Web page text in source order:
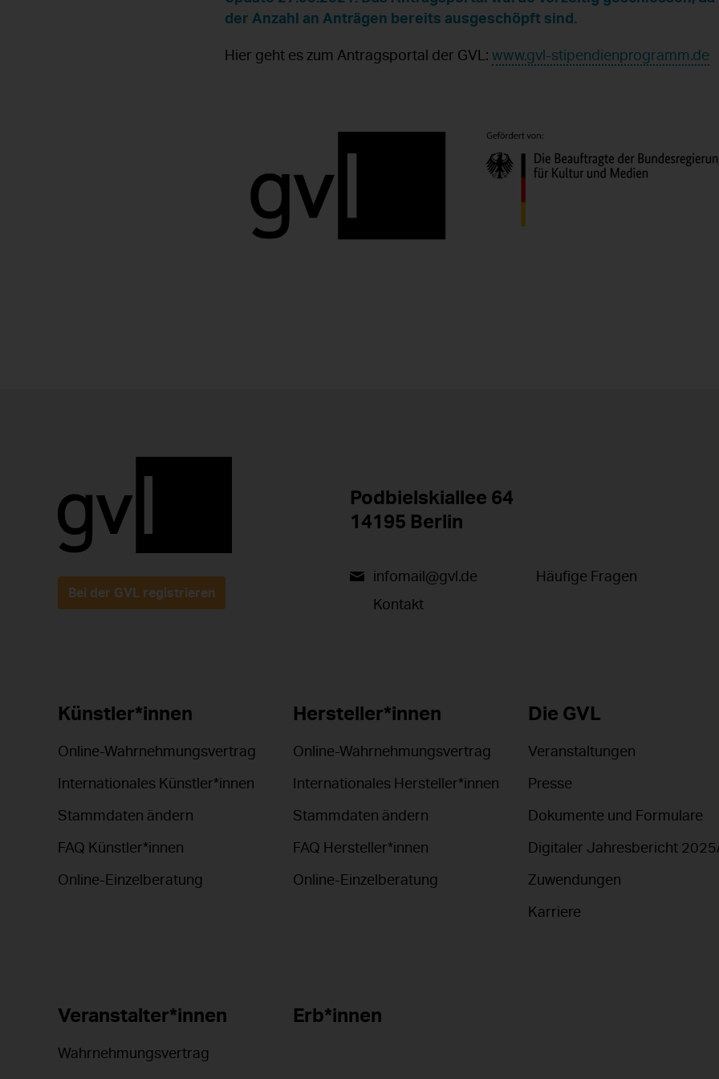
der Anzahl an Anträgen bereits ausgeschöpft sind.
Hier geht es zum Antragsportal der GVL: www.gvl-stipendienprogramm.de
Bei der GVL registrieren
Podbielskiallee 64
14195 Berlin
infomail@gvl.de
Häufige Fragen
Kontakt
Künstler*innen
Online-Wahrnehmungsvertrag
Internationales Künstler*innen
Stammdaten ändern
FAQ Künstler*innen
Online-Einzelberatung
Hersteller*innen
Online-Wahrnehmungsvertrag
Internationales Hersteller*innen
Stammdaten ändern
FAQ Hersteller*innen
Online-Einzelberatung
Die GVL
Veranstaltungen
Presse
Dokumente und Formulare
Digitaler Jahresbericht
Zuwendungen
Karriere
Veranstalter*innen
Wahrnehmungsvertrag
Erb*innen